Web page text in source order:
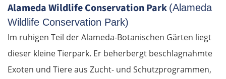
Alameda Wildlife Conservation Park (Alameda
Wildlife Conservation Park)
Im ruhigen Teil der Alameda-Botanischen Gärten liegt
dieser kleine Tierpark. Er beherbergt beschlagnahmte
Exoten und Tiere aus Zucht- und Schutzprogrammen,
Bukarest
Bulgarien Ost
Ruse